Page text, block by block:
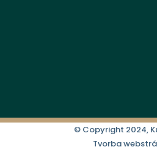
© Copyright 2024,
Tvorba